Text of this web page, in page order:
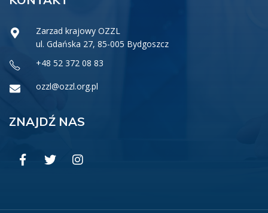
Zarzad krajowy OZZL
ul. Gdańska 27, 85-005 Bydgoszcz
+48 52 372 08 83
ozzl@ozzl.org.pl
ZNAJDŹ NAS